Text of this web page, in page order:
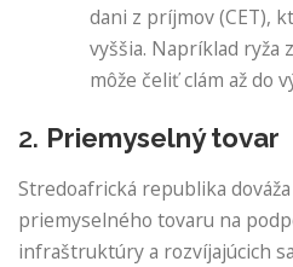
dani z príjmov (CET),
vyššia. Napríklad ryža
môže čeliť clám až do
2. Priemyselný tovar
Stredoafrická republika
priemyselného tovaru na
infraštruktúry a rozvíjajúcich